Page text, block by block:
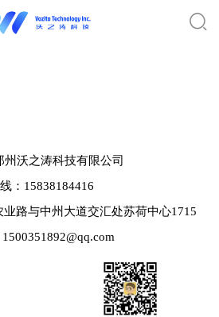
州沃之涛科技有限公司
：15838184416
路与中州大道交汇处苏荷中心1715